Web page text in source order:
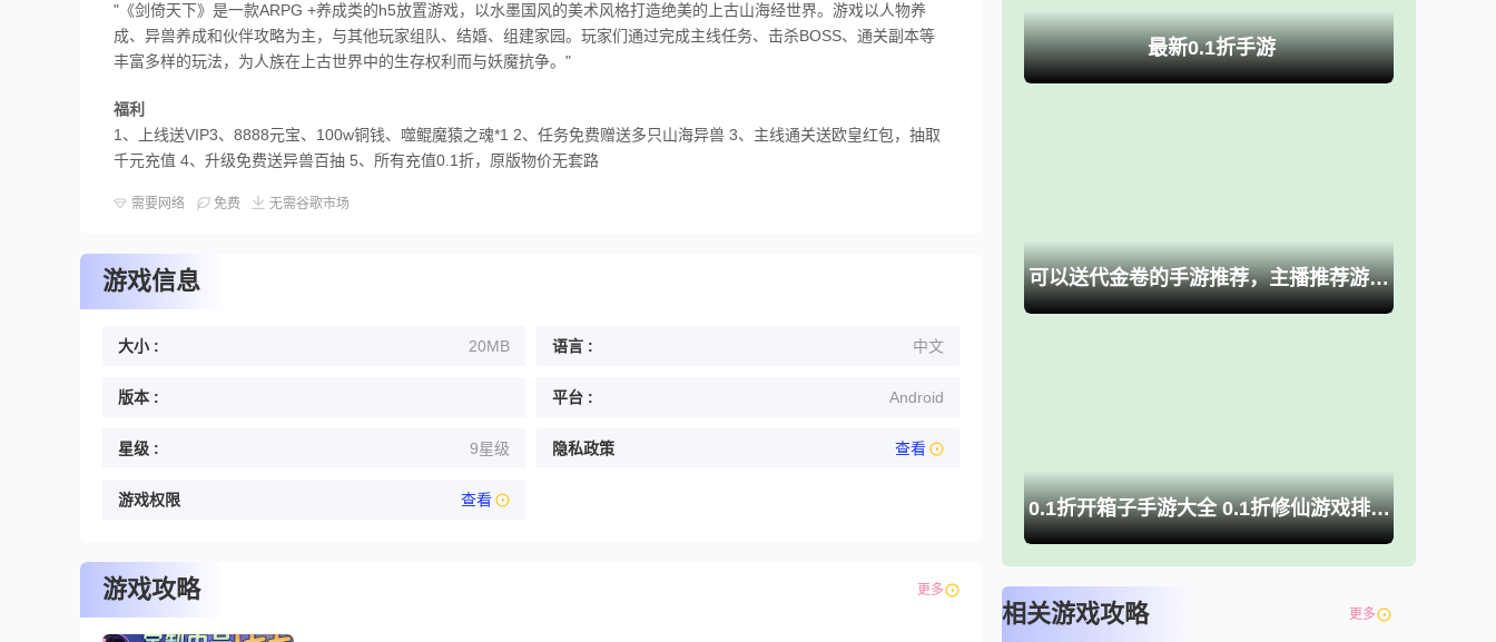
"《剑倚天下》是一款ARPG +养成类的h5放置游戏，以水墨国风的美术风格打造绝美的上古山海经世界。游戏以人物养
成、异兽养成和伙伴攻略为主，与其他玩家组队、结婚、组建家园。玩家们通过完成主线任务、击杀BOSS、通关副本等
丰富多样的玩法，为人族在上古世界中的生存权利而与妖魔抗争。"
福利
1、上线送VIP3、8888元宝、100w铜钱、噬鲲魔猿之魂*1 2、任务免费赠送多只山海异兽 3、主线通关送欧皇红包，抽取
千元充值 4、升级免费送异兽百抽 5、所有充值0.1折，原版物价无套路
需要网络 免费 无需谷歌市场
游戏信息
大小 : 20MB 语言 : 中文
版本 : 平台 : Android
星级 : 9星级 隐私政策 查看
游戏权限 查看
游戏攻略 更多
最新0.1折手游
可以送代金卷的手游推荐，主播推荐游戏大全
0.1折开箱子手游大全 0.1折修仙游戏排行榜推荐
相关游戏攻略 更多